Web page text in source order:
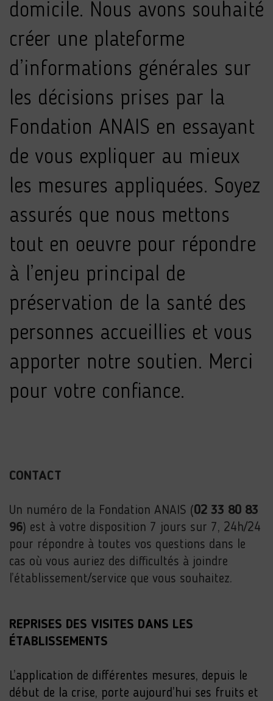
domicile. Nous avons souhaité
créer une plateforme
d’informations générales sur
les décisions prises par la
Fondation ANAIS en essayant
de vous expliquer au mieux
les mesures appliquées. Soyez
assurés que nous mettons
tout en oeuvre pour répondre
à l’enjeu principal de
préservation de la santé des
personnes accueillies et vous
apporter notre soutien. Merci
pour votre confiance.
CONTACT
Un numéro de la Fondation ANAIS (02 33 80 83
96) est à votre disposition 7 jours sur 7, 24h/24
pour répondre à toutes vos questions dans le
cas où vous auriez des difficultés à joindre
l’établissement/service que vous souhaitez.
REPRISES DES VISITES DANS LES
ÉTABLISSEMENTS
L’application de différentes mesures, depuis le
début de la crise, porte aujourd’hui ses fruits et